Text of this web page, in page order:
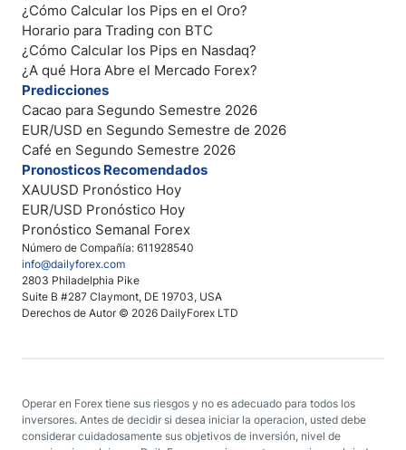
Número de Compañía: 611928540
info@dailyforex.com
2803 Philadelphia Pike
Suite B #287 Claymont, DE 19703, USA
Derechos de Autor © 2026 DailyForex LTD
¿Cómo Calcular los Pips en el Oro?
Horario para Trading con BTC
¿Cómo Calcular los Pips en Nasdaq?
¿A qué Hora Abre el Mercado Forex?
Predicciones
Cacao para Segundo Semestre 2026
EUR/USD en Segundo Semestre de 2026
Café en Segundo Semestre 2026
Pronosticos Recomendados
XAUUSD Pronóstico Hoy
EUR/USD Pronóstico Hoy
Pronóstico Semanal Forex
Operar en Forex tiene sus riesgos y no es adecuado para todos los
inversores. Antes de decidir si desea iniciar la operacion, usted debe
considerar cuidadosamente sus objetivos de inversión, nivel de